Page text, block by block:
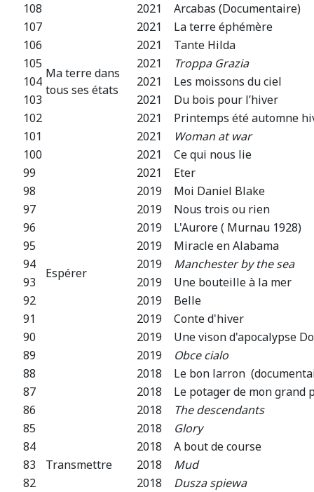
Ma terre dans
tous ses états
108
2021
Arcabas (Documentaire)
107
2021
La terre éphémère
106
2021
Tante Hilda
105
2021
Troppa Grazia
104
2021
Les moissons du ciel
103
2021
Du bois pour l’hiver
102
2021
Printemps été automne
101
2021
Woman at war
100
2021
Ce qui nous lie
99
2021
Eter
98
Espérer
2019
Moi Daniel Blake
97
2019
Nous trois ou rien
96
2019
L'Aurore ( Murnau 1928)
95
2019
Miracle en Alabama
94
2019
Manchester by the sea
93
2019
Une bouteille à la mer
92
2019
Belle
91
2019
Conte d'hiver
90
2019
Une vison d'apocalypse
89
2019
Obce cialo
88
Transmettre
2018
Le bon larron
87
2018
Le potager de mon grand
86
2018
The descendants
85
2018
Glory
84
2018
A bout de course
83
2018
Mud
82
2018
Dusza spiewa